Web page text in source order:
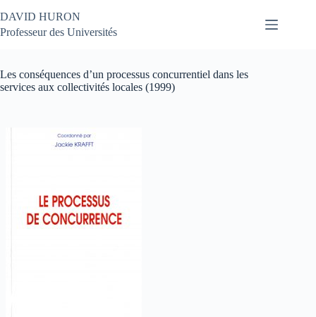
au
contenu
DAVID HURON
Professeur des Universités
Les conséquences d’un processus concurrentiel dans les
services aux collectivités locales (1999)